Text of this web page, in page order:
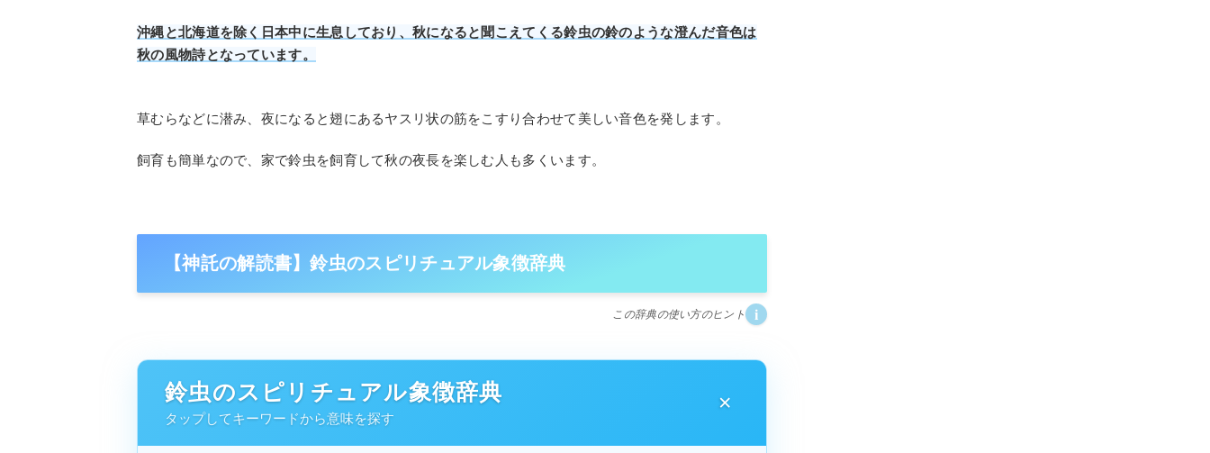
沖縄と北海道を除く日本中に生息しており、秋になると聞こえてくる鈴虫の鈴のような澄んだ音色は
秋の風物詩となっています。
草むらなどに潜み、夜になると翅にあるヤスリ状の筋をこすり合わせて美しい音色を発します。
飼育も簡単なので、家で鈴虫を飼育して秋の夜長を楽しむ人も多くいます。
【神託の解読書】鈴虫のスピリチュアル象徴辞典
この辞典の使い方のヒント i
鈴虫のスピリチュアル象徴辞典
タップしてキーワードから意味を探す